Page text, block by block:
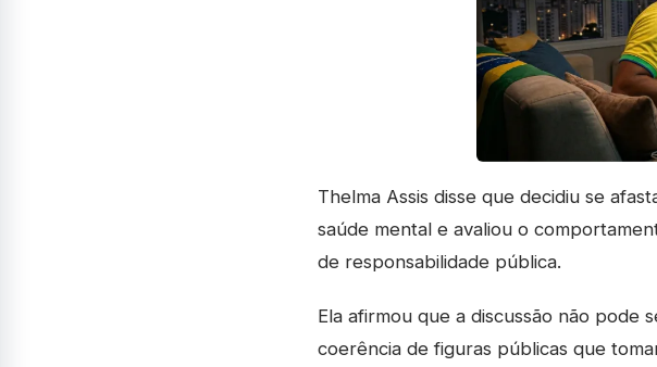
Thelma Assis disse que decidiu se
saúde mental e avaliou o
de responsabilidade pública.
Ela afirmou que a discussão não pode
coerência de figuras públicas que